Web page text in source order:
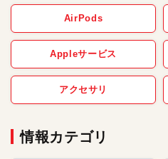
AirPods
Appleサービス
アクセサリ
情報カテゴリ